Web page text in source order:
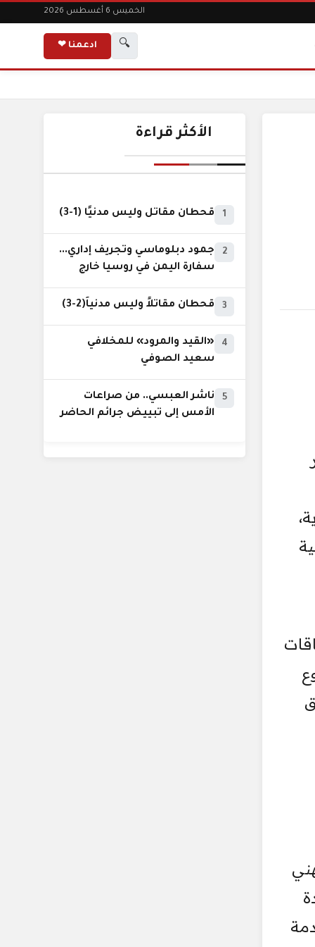
الخميس 6 أغسطس 2026
🔍 ادعمنا ❤
الأكثر قراءة
1 قحطان مقاتل وليس مدنيًا (1-3)
2
جمود دبلوماسي وتجريف إداري...
سفارة اليمن في روسيا خارج
3 قحطان مقاتلاً وليس مدنياً(2-3)
4
«القيد والمرود» للمخلافي
سعيد الصوفي
5
ناشر العبسي.. من صراعات
الأمس إلى تبييض جرائم الحاضر